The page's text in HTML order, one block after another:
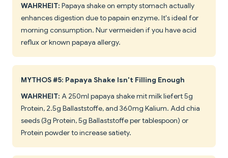
WAHRHEIT: Papaya shake on empty stomach actually
enhances digestion due to papain enzyme. It's ideal for
morning consumption. Nur vermeiden if you have acid
reflux or known papaya allergy.
MYTHOS #5: Papaya Shake Isn't Filling Enough
WAHRHEIT: A 250ml papaya shake mit milk liefert 5g
Protein, 2.5g Ballaststoffe, and 360mg Kalium. Add chia
seeds (3g Protein, 5g Ballaststoffe per tablespoon) or
Protein powder to increase satiety.